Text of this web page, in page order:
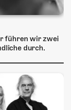
führen wir zwei
durch.